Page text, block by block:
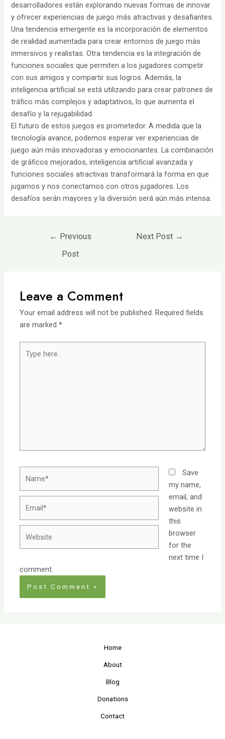
desarrolladores están explorando nuevas formas de innovar
y ofrecer experiencias de juego más atractivas y desafiantes.
Una tendencia emergente es la incorporación de elementos
de realidad aumentada para crear entornos de juego más
inmersivos y realistas. Otra tendencia es la integración de
funciones sociales que permiten a los jugadores competir
con sus amigos y compartir sus logros. Además, la
inteligencia artificial se está utilizando para crear patrones de
tráfico más complejos y adaptativos, lo que aumenta el
desafío y la rejugabilidad.
El futuro de estos juegos es prometedor. A medida que la
tecnología avance, podemos esperar ver experiencias de
juego aún más innovadoras y emocionantes. La combinación
de gráficos mejorados, inteligencia artificial avanzada y
funciones sociales atractivas transformará la forma en que
jugamos y nos conectamos con otros jugadores. Los
desafíos serán mayores y la diversión será aún más intensa.
← Previous
Post
Next Post →
Leave a Comment
Your email address will not be published. Required fields
are marked*
here..
Save
my name,
email, and
website in
this
browser
for the
next time I
comment.
Home
About
Blog
Donations
Contact